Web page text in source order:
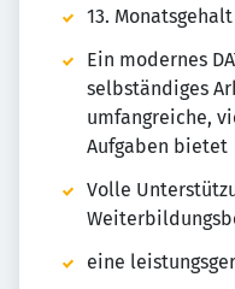
13. Monatsgehalt
Ein modernes
selbständiges
umfangreiche,
Aufgaben bietet
Volle
eine